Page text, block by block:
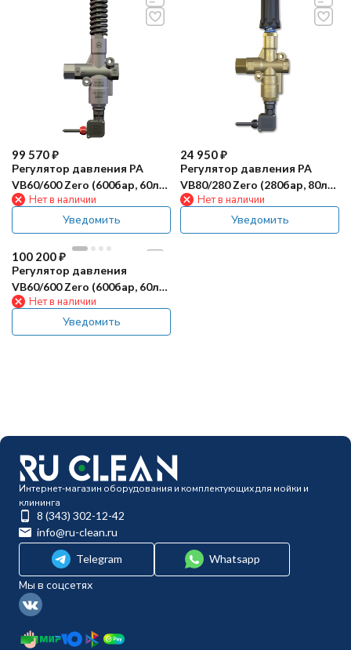
99 570₽
Регулятор давления PA
VB60/600 Zero (600бар, 60л/
мин, 1/2"г-1/2"г, By-pass 1/2"г,
микр, Aisi 303)
Нет в наличии
Уведомить
24 950₽
Регулятор давления PA
VB80/280 Zero (280бар, 80л/
мин, 1/2"г-1/2"г, By-pass 1/2"г,
Нет в наличии
Уведомить
100 200₽
Регулятор давления
VB60/600 Zero (600бар, 60л/
мин, 1/2г-г, By-pass 1/2г, Aisi
303) PA FR
Нет в наличии
Уведомить
Интернет-магазин оборудования и комплектующих для мойки и
клининга
8 (343) 302-12-42
info@ru-clean.ru
Telegram
Whatsapp
Мы в соцсетях